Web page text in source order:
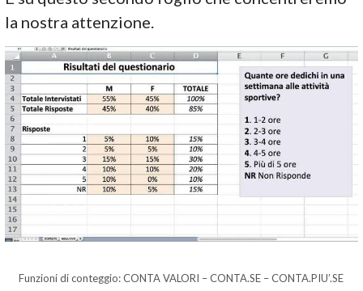
la nostra attenzione.
Funzioni di conteggio: CONTA VALORI – CONTA.SE – CONTA.PIU’.SE